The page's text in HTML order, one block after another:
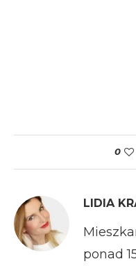
0
LIDIA
ponad